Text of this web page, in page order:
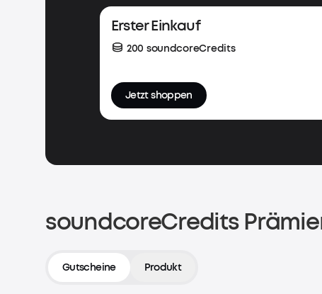
Erster Einkauf
200 soundcoreCredits
Jetzt shoppen
soundcoreCredits
Gutscheine Produkt